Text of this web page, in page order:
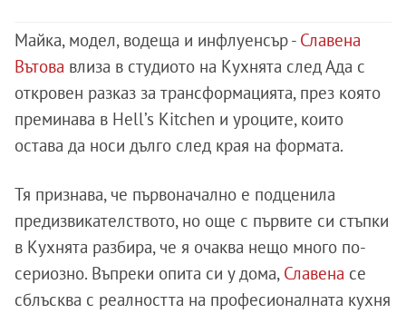
Майка, модел, водеща и инфлуенсър - Славена
Вътова влиза в студиото на Кухнята след Ада с
откровен разказ за трансформацията, през която
преминава в Hell’s Kitchen и уроците, които
остава да носи дълго след края на формата.
Тя признава, че първоначално е подценила
предизвикателството, но още с първите си стъпки
в Кухнята разбира, че я очаква нещо много по-
сериозно. Въпреки опита си у дома, Славена се
сблъсква с реалността на професионалната кухня